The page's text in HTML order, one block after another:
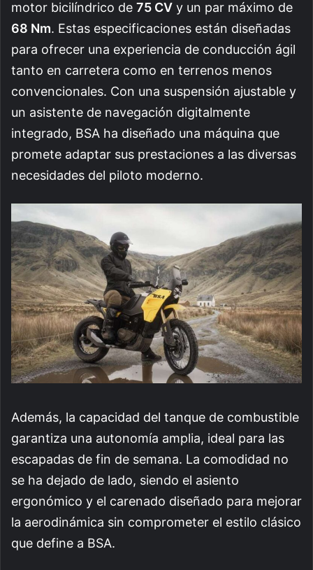
motor bicilíndrico de 75 CV y un par máximo de
68 Nm. Estas especificaciones están diseñadas
para ofrecer una experiencia de conducción ágil
tanto en carretera como en terrenos menos
convencionales. Con una suspensión ajustable y
un asistente de navegación digitalmente
integrado, BSA ha diseñado una máquina que
promete adaptar sus prestaciones a las diversas
necesidades del piloto moderno.
Además, la capacidad del tanque de combustible
garantiza una autonomía amplia, ideal para las
escapadas de fin de semana. La comodidad no
se ha dejado de lado, siendo el asiento
ergonómico y el carenado diseñado para mejorar
la aerodinámica sin comprometer el estilo clásico
que define a BSA.